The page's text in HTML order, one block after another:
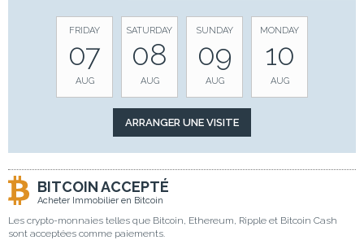
FRIDAY
07
AUG
SATURDAY
08
AUG
SUNDAY
09
AUG
MONDAY
10
AUG
BITCOIN ACCEPTÉ
Acheter Immobilier en Bitcoin
Les crypto-monnaies telles que Bitcoin, Ethereum, Ripple et Bitcoin Cash
sont acceptées comme paiements.